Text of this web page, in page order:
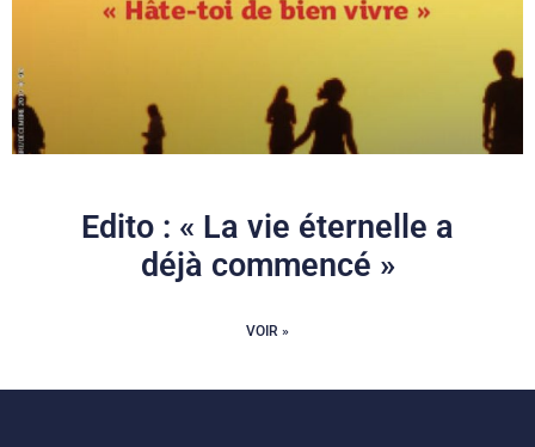
Edito : « La vie éternelle a
déjà commencé »
VOIR »